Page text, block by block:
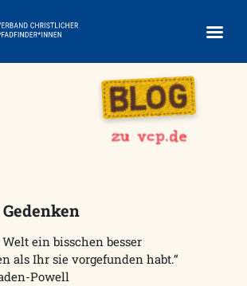
Gedenken
ein bisschen besser
als Ihr sie vorgefunden habt.“
Powell